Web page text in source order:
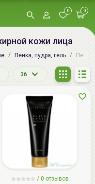
0 0
кожи лица
Пенка, пудра, гель
36
/ 0 отзывов